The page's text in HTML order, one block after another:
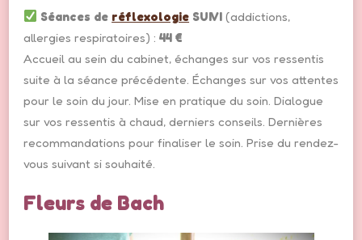
Séances de réflexologie SUIVI (addictions,
allergies respiratoires) : 44 €
Accueil au sein du cabinet, échanges sur vos ressentis
suite à la séance précédente. Échanges sur vos attentes
pour le soin du jour. Mise en pratique du soin. Dialogue
sur vos ressentis à chaud, derniers conseils. Dernières
recommandations pour finaliser le soin. Prise du rendez-
vous suivant si souhaité.
Fleurs de Bach